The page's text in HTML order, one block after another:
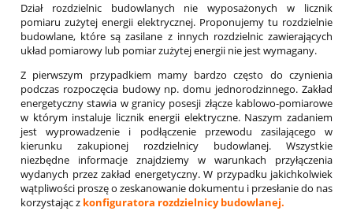
Dział rozdzielnic budowlanych nie wyposażonych w licznik
pomiaru zużytej energii elektrycznej. Proponujemy tu rozdzielnie
budowlane, które są zasilane z innych rozdzielnic zawierających
układ pomiarowy lub pomiar zużytej energii nie jest wymagany.
Z pierwszym przypadkiem mamy bardzo często do czynienia
podczas rozpoczęcia budowy np. domu jednorodzinnego. Zakład
energetyczny stawia w granicy posesji złącze kablowo-pomiarowe
w którym instaluje licznik energii elektryczne. Naszym zadaniem
jest wyprowadzenie i podłączenie przewodu zasilającego w
kierunku zakupionej rozdzielnicy budowlanej. Wszystkie
niezbędne informacje znajdziemy w warunkach przyłączenia
wydanych przez zakład energetyczny. W przypadku jakichkolwiek
wątpliwości proszę o zeskanowanie dokumentu i przesłanie do nas
korzystając z konfiguratora rozdzielnicy budowlanej.